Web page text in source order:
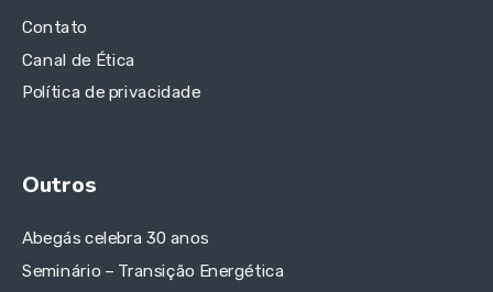
Contato
Canal de Ética
Política de privacidade
Outros
Abegás celebra 30 anos
Seminário – Transição Energética